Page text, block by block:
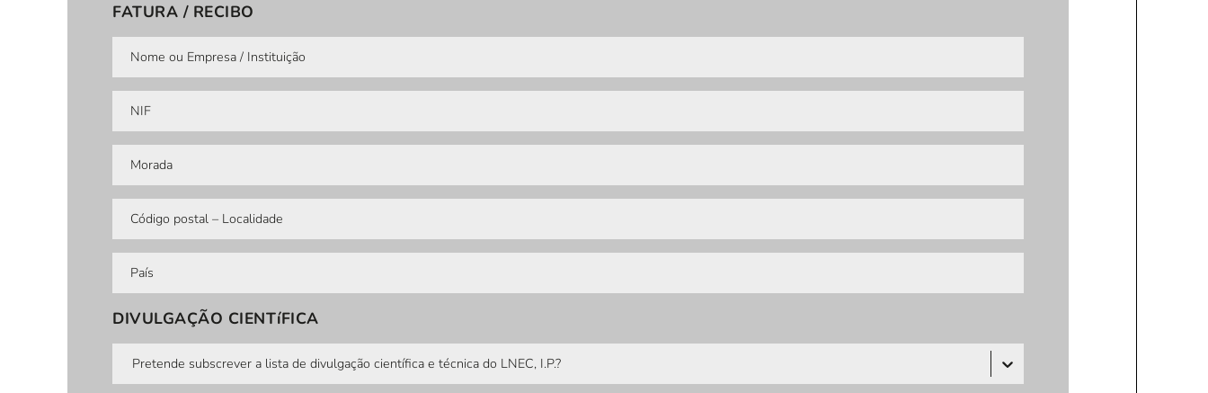
FATURA / RECIBO
DIVULGAÇÃO CIENTíFICA
Pretende subscrever a lista de divulgação científica e técnica do LNEC, I.P.?